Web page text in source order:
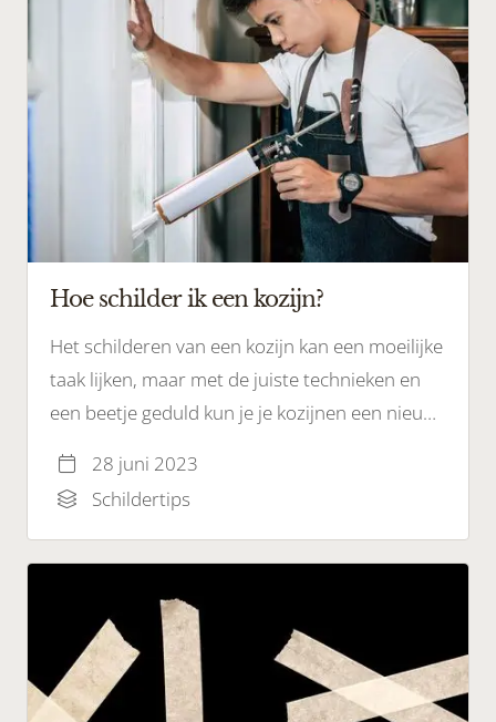
Hoe schilder ik een kozijn?
Het schilderen van een kozijn kan een moeilijke
taak lijken, maar met de juiste technieken en
een beetje geduld kun je je kozijnen een nieuw
28 juni 2023
Schildertips